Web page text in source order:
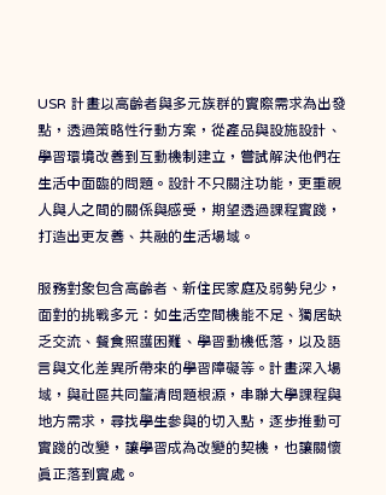
USR 計畫以高齡者與多元族群的實際需求為出發
點，透過策略性行動方案，從產品與設施設計、
學習環境改善到互動機制建立，嘗試解決他們在
生活中面臨的問題。設計不只關注功能，更重視
人與人之間的關係與感受，期望透過課程實踐，
打造出更友善、共融的生活場域。
服務對象包含高齡者、新住民家庭及弱勢兒少，
面對的挑戰多元：如生活空間機能不足、獨居缺
乏交流、餐食照護困難、學習動機低落，以及語
言與文化差異所帶來的學習障礙等。計畫深入場
域，與社區共同釐清問題根源，串聯大學課程與
地方需求，尋找學生參與的切入點，逐步推動可
實踐的改變，讓學習成為改變的契機，也讓關懷
真正落到實處。